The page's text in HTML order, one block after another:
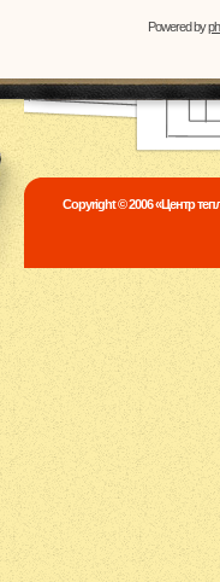
Powered by
Copyright © 2006 «Центр